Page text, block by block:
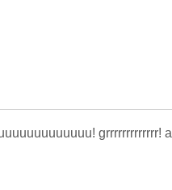
grrrrrrrrrrrrr!